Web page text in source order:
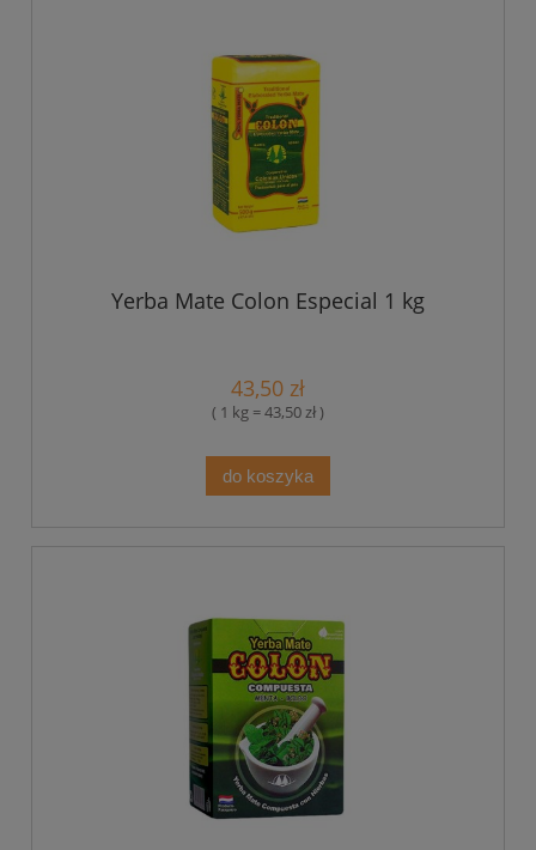
Yerba Mate Colon Especial 1 kg
43,50 zł
( 1 kg = 43,50 zł )
do koszyka